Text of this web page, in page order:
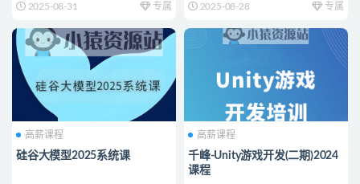
2025-08-31 专属 2025-08-28 专属
高薪课程
硅谷大模型2025系统课
高薪课程
千峰-Unity游戏开发(二期)2024
课程